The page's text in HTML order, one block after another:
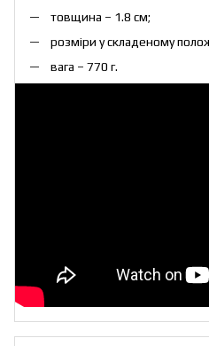
товщина – 1.8 см;
розміри у складеному
вага – 770 г.